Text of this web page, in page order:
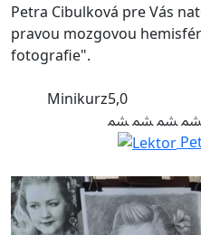
Petra Cibulková pre Vás
pravou mozgovou
fotografie".
Minikurz5,0